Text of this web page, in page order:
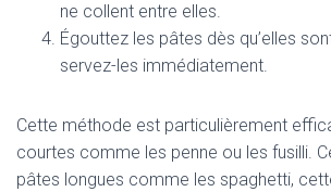
ne collent entre elles.
Égouttez les pâtes dès qu’elles
servez-les immédiatement.
Cette méthode est particulièrement
courtes comme les penne ou les fusilli.
pâtes longues comme les spaghetti,